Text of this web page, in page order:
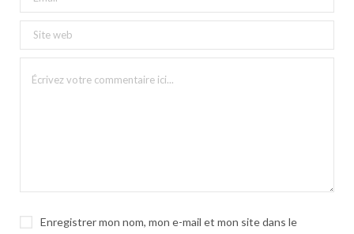
Enregistrer mon nom, mon e-mail et mon site dans le